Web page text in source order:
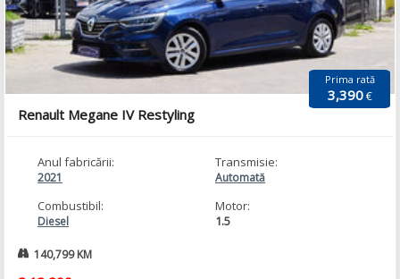
Prima rată
3,390€
Renault Megane IV Restyling
Anul fabricării:
2021
Transmisie:
Automată
Combustibil:
Diesel
Motor:
1.5
140,799 KM